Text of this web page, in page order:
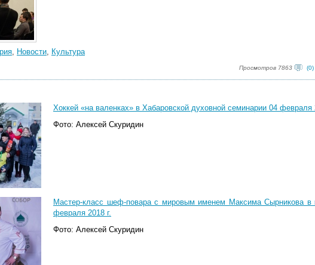
, Новости, Культура
Просмотров 7863 (0)
Хоккей «на валенках» в Хабаровской духовной семинарии 04 февраля
Фото: Алексей Скуридин
Мастер-класс шеф-повара с мировым именем Максима Сырникова
февраля 2018 г.
Фото: Алексей Скуридин